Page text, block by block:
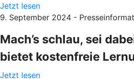
Jetzt lesen
9. September 2024 -
Mach’s schlau, sei
bietet kostenfreie
Jetzt lesen